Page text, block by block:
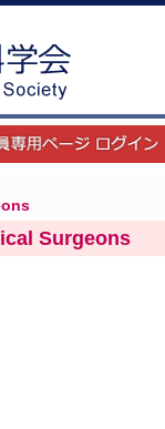
Surgeons